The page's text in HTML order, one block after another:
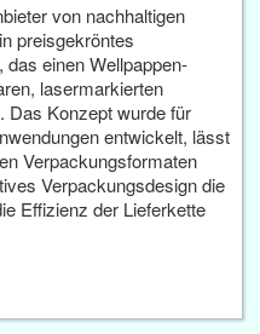
von nachhaltigen
preisgekröntes
einen Wellpappen-
lasermarkierten
Das Konzept wurde für
entwickelt, lässt
Verpackungsformaten
Verpackungsdesign die
Effizienz der Lieferkette